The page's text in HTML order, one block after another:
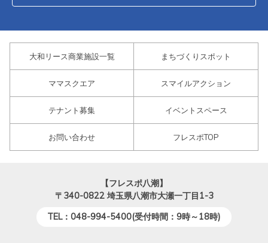
大和リース商業施設一覧 まちづくりスポット
ママスクエア スマイルアクション
テナント募集 イベントスペース
お問い合わせ フレスポTOP
【フレスポ八潮】
〒340-0822 埼玉県八潮市大瀬一丁目1-3
TEL：048-994-5400(受付時間：9時～18時)